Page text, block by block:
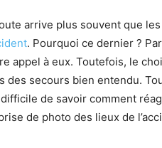
arrive plus souvent que
. Pourquoi ce dernier ?
appel à eux. Toutefois, le
des secours bien entendu.
de savoir comment
de photo des lieux de